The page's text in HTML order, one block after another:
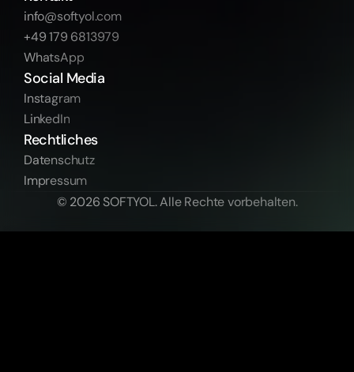
info@softyol.com
+49 179 6813979
WhatsApp
Social Media
Instagram
LinkedIn
Rechtliches
Datenschutz
Impressum
© 2026 SOFTYOL. Alle Rechte vorbehalten.